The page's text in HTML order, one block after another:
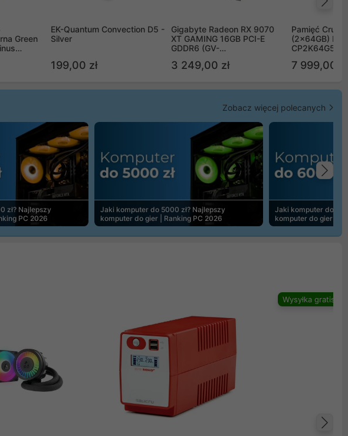
Green
EK-Quantum Convection D5 -
Silver
199,00 zł
Gigabyte Radeon RX 9070
XT GAMING 16GB PCI-E
GDDR6 (GV-
3 249,00 zł
Pamięć
(2x64GB)
7 999,00 zł
Zobacz więcej polecanych
zł? Najlepszy
PC 2026
Jaki komputer do 5000 zł? Najlepszy
komputer do gier | Ranking PC 2026
Jaki komputer do
komputer do gier |
Wysyłka gratis